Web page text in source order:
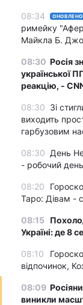
08:34 ОНОВЛЕНО
римейку
Майкла Б.
08:30 Росія
української
реакцію, -
08:30 Зі
виходить
гарбузовим
08:30 День
- робочий
08:20
Таро: Дівам -
08:15
Україні: де 8
08:10
відпочинок,
08:09
виникли